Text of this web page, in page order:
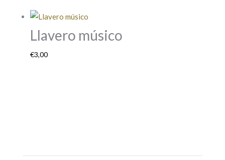
Llavero músico
€3,00